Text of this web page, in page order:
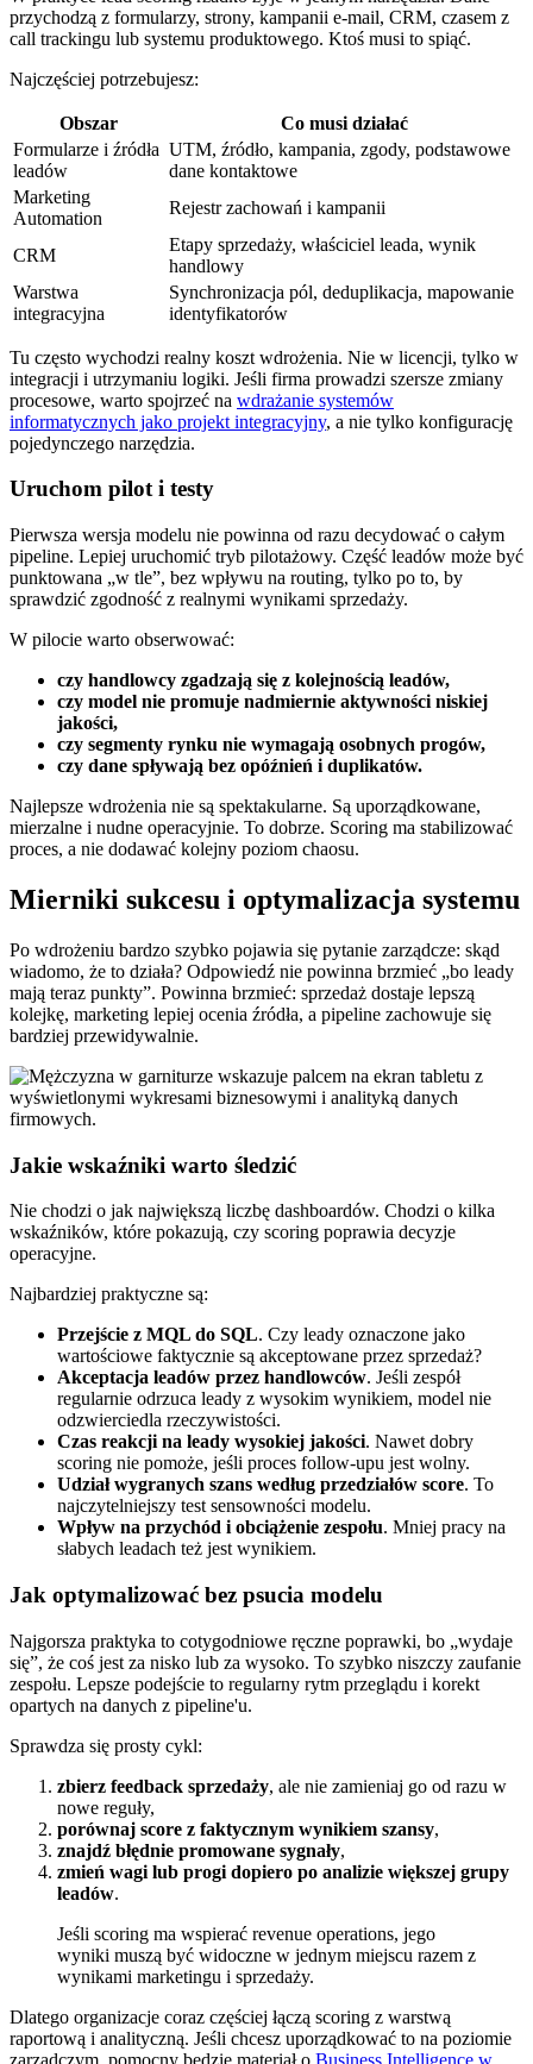
przychodzą z formularzy, strony, kampanii e-mail, CRM, czasem z
call trackingu lub systemu produktowego. Ktoś musi to spiąć.
Najczęściej potrzebujesz:
Obszar
Co musi działać
Formularze i źródła
leadów
UTM, źródło, kampania, zgody, podstawowe
dane kontaktowe
Marketing
Automation
Rejestr zachowań i kampanii
CRM
Etapy sprzedaży, właściciel leada, wynik
handlowy
Warstwa
integracyjna
Synchronizacja pól, deduplikacja, mapowanie
identyfikatorów
Tu często wychodzi realny koszt wdrożenia. Nie w licencji, tylko w
integracji i utrzymaniu logiki. Jeśli firma prowadzi szersze zmiany
procesowe, warto spojrzeć na wdrażanie systemów
informatycznych jako projekt integracyjny, a nie tylko konfigurację
pojedynczego narzędzia.
Uruchom pilot i testy
Pierwsza wersja modelu nie powinna od razu decydować o całym
pipeline. Lepiej uruchomić tryb pilotażowy. Część leadów może być
punktowana „w tle”, bez wpływu na routing, tylko po to, by
sprawdzić zgodność z realnymi wynikami sprzedaży.
W pilocie warto obserwować:
czy handlowcy zgadzają się z kolejnością leadów,
czy model nie promuje nadmiernie aktywności niskiej
jakości,
czy segmenty rynku nie wymagają osobnych progów,
czy dane spływają bez opóźnień i duplikatów.
Najlepsze wdrożenia nie są spektakularne. Są uporządkowane,
mierzalne i nudne operacyjnie. To dobrze. Scoring ma stabilizować
proces, a nie dodawać kolejny poziom chaosu.
Mierniki sukcesu i optymalizacja systemu
Po wdrożeniu bardzo szybko pojawia się pytanie zarządcze: skąd
wiadomo, że to działa? Odpowiedź nie powinna brzmieć „bo leady
mają teraz punkty”. Powinna brzmieć: sprzedaż dostaje lepszą
kolejkę, marketing lepiej ocenia źródła, a pipeline zachowuje się
bardziej przewidywalnie.
Jakie wskaźniki warto śledzić
Nie chodzi o jak największą liczbę dashboardów. Chodzi o kilka
wskaźników, które pokazują, czy scoring poprawia decyzje
operacyjne.
Najbardziej praktyczne są:
Przejście z MQL do SQL. Czy leady oznaczone jako
wartościowe faktycznie są akceptowane przez sprzedaż?
Akceptacja leadów przez handlowców. Jeśli zespół
regularnie odrzuca leady z wysokim wynikiem, model nie
odzwierciedla rzeczywistości.
Czas reakcji na leady wysokiej jakości. Nawet dobry
scoring nie pomoże, jeśli proces follow-upu jest wolny.
Udział wygranych szans według przedziałów score. To
najczytelniejszy test sensowności modelu.
Wpływ na przychód i obciążenie zespołu. Mniej pracy na
słabych leadach też jest wynikiem.
Jak optymalizować bez psucia modelu
Najgorsza praktyka to cotygodniowe ręczne poprawki, bo „wydaje
się”, że coś jest za nisko lub za wysoko. To szybko niszczy zaufanie
zespołu. Lepsze podejście to regularny rytm przeglądu i korekt
opartych na danych z pipeline'u.
Sprawdza się prosty cykl:
zbierz feedback sprzedaży, ale nie zamieniaj go od razu w
nowe reguły,
porównaj score z faktycznym wynikiem szansy,
znajdź błędnie promowane sygnały,
zmień wagi lub progi dopiero po analizie większej grupy
leadów.
Jeśli scoring ma wspierać revenue operations, jego
wyniki muszą być widoczne w jednym miejscu razem z
wynikami marketingu i sprzedaży.
Dlatego organizacje coraz częściej łączą scoring z warstwą
raportową i analityczną. Jeśli chcesz uporządkować to na poziomie
zarządczym, pomocny będzie materiał o Business Intelligence w